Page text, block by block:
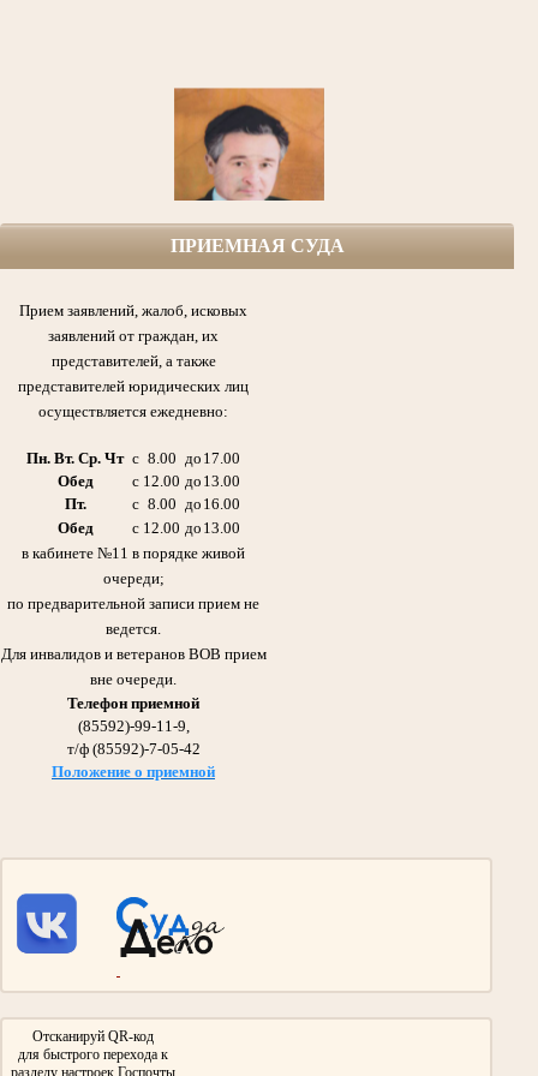
участник Великой Отечественной войны, кавалер боевых Орденов,
медалей и других почетных наград Родины.
Галиуллин Габдулла Сибгатович 21.11.1920 -11.08.2006гг.
Абдрашитовой Мусфиры Габдулловны - председателя суда с 1986 по 2013гг.
Участник Великой Отечественной войны
Награжден Орденом Красного Знамени,
медалью «За оборону Сталинграда»
Дед Абдрашитовой Мусфиры Габдулловны - председателя суда с 1986 по 2013гг.
Участвовал в сражении на Курской Дуге и взятии Берлина.
Награжден Орденом Красной звезды, Медалью «За взятие Берлина»
Медалью «За победу над Германией в Великой Отечественной войне 1941-
ПРИЕМНАЯ СУДА
Прием заявлений, жалоб, исковых
заявлений от граждан, их
представителей, а также
представителей юридических лиц
осуществляется ежедневно:
Пн. Вт. Ср. Чт с 8.00 до 17.00
Обед
с 12.00 до 13.00
Пт.
с 8.00 до 16.00
Обед
с 12.00 до 13.00
в кабинете №11 в порядке живой
очереди;
по предварительной записи прием не
ведется.
Для инвалидов и ветеранов ВОВ прием
вне очереди.
Телефон приемной
(85592)-99-11-9,
т/ф (85592)-7-05-42
Положение о приемной
Отсканируй QR-код
для быстрого перехода к
разделу настроек Госпочты